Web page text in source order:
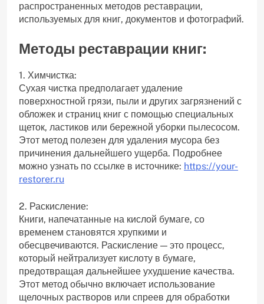
распространенных методов реставрации,
используемых для книг, документов и фотографий.
Методы реставрации книг:
1. Химчистка:
Сухая чистка предполагает удаление
поверхностной грязи, пыли и других загрязнений с
обложек и страниц книг с помощью специальных
щеток, ластиков или бережной уборки пылесосом.
Этот метод полезен для удаления мусора без
причинения дальнейшего ущерба. Подробнее
можно узнать по ссылке в источнике: https://your-
restorer.ru
2. Раскисление:
Книги, напечатанные на кислой бумаге, со
временем становятся хрупкими и
обесцвечиваются. Раскисление — это процесс,
который нейтрализует кислоту в бумаге,
предотвращая дальнейшее ухудшение качества.
Этот метод обычно включает использование
щелочных растворов или спреев для обработки